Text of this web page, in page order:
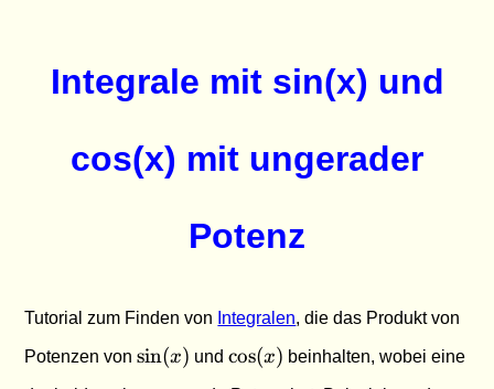
Integrale mit sin(x) und
cos(x) mit ungerader
Potenz
Tutorial zum Finden von Integralen, die das Produkt von
Potenzen von\sin(x)
sin(x) und\cos(x)
cos(x) beinhalten, wobei eine